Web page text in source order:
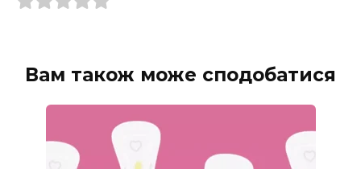
Вам також може сподобатися